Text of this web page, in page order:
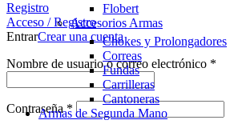
Registro
Acceso / Registro
EntrarCrear una cuenta
Nombre de usuario o correo electrónico *
Contraseña*
Flobert
Accesorios Armas
Chokes y Prolongadores
Correas
Fundas
Carrilleras
Cantoneras
Armas de Segunda Mano